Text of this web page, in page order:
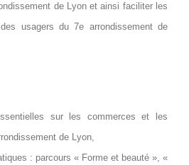
de Lyon et ainsi faciliter les
usagers du 7e arrondissement de
sur les commerces et les
de Lyon,
: parcours « Forme et beauté », «